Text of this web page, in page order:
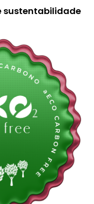
sustentabilidade